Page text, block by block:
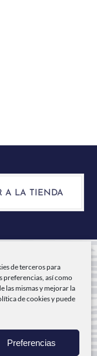
de terceros para
preferencias, así como
las mismas y mejorar la
de cookiesy puede
Preferencias
A LA TIENDA